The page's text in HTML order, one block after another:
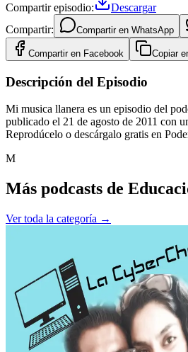
Compartir episodio:
Descargar
Compartir:
Compartir en WhatsApp
Compartir en Facebook Copiar
Descripción del Episodio
Mi musica llanera es un episodio del
publicado el 21 de agosto de 2011 con
Reprodúcelo o descárgalo gratis en
M
Más podcasts de
Ver toda la categoría →